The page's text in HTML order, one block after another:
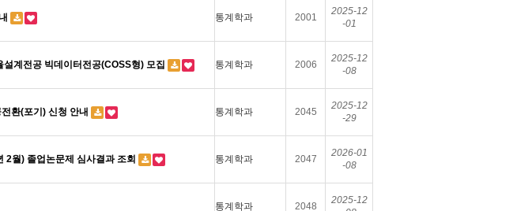
통계학과 2001
2025-12
-01
계전공 빅데이터전공(COSS형) 모집 통계학과 2006
2025-12
-08
환(포기) 신청 안내 통계학과 2045
2025-12
-29
월) 졸업논문제 심사결과 조회 통계학과 2047
2026-01
-08
통계학과 2048
2025-12